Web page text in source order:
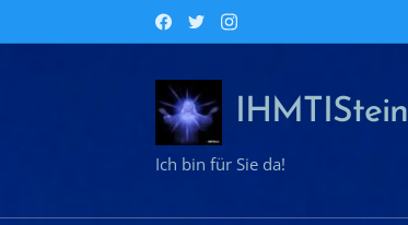
IHMTIStein
Ich bin für Sie da!